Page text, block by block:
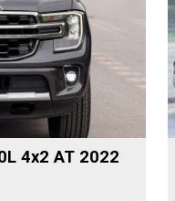
4x2 AT 2022